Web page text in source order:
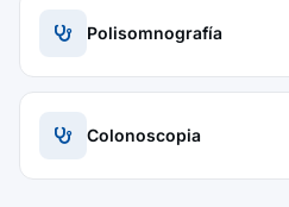
Polisomnografía
Colonoscopia